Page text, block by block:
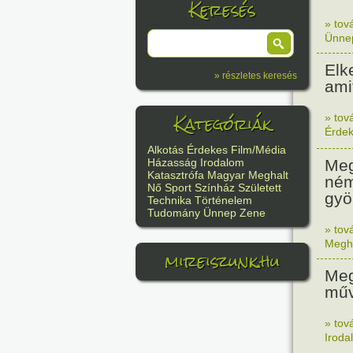
Keresés
» részletes keresés
Kategóriák
Alkotás Érdekes Film/Média
Házasság Irodalom
Katasztrófa Magyar Meghalt
Nő Sport Színház Született
Technika Történelem
Tudomány Ünnep Zene
mireiszunk.hu
»
»
»
»